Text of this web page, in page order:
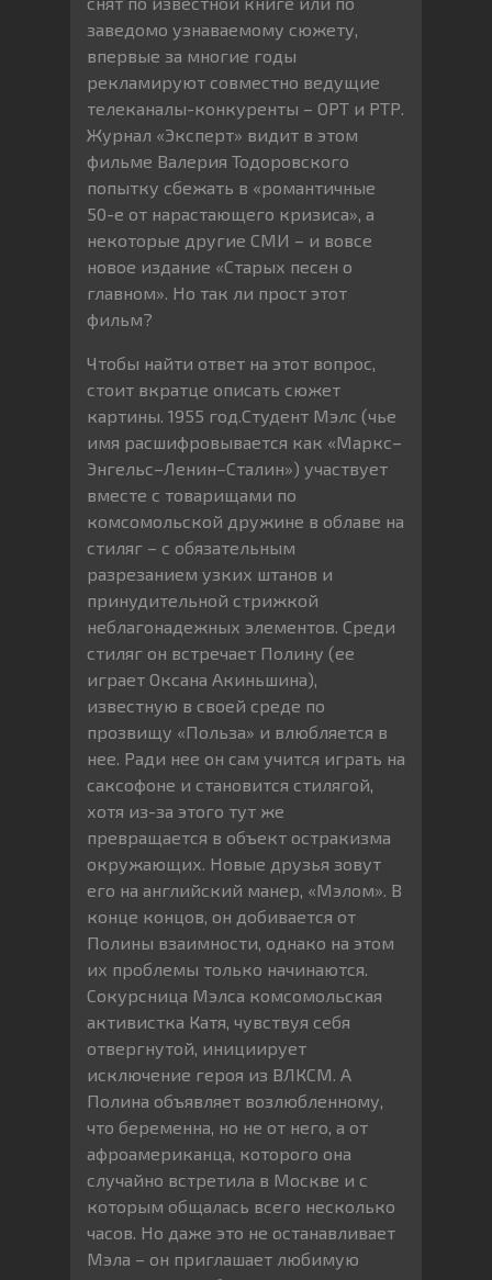
заведомо узнаваемому сюжету,
впервые за многие годы
рекламируют совместно ведущие
телеканалы-конкуренты – ОРТ и РТР.
Журнал «Эксперт» видит в этом
фильме Валерия Тодоровского
попытку сбежать в «романтичные
50-е от нарастающего кризиса», а
некоторые другие СМИ – и вовсе
новое издание «Старых песен о
главном». Но так ли прост этот
фильм?
Чтобы найти ответ на этот вопрос,
стоит вкратце описать сюжет
картины. 1955 год.Студент Мэлс (чье
имя расшифровывается как «Маркс–
Энгельс–Ленин–Сталин») участвует
вместе с товарищами по
комсомольской дружине в облаве на
стиляг – с обязательным
разрезанием узких штанов и
принудительной стрижкой
неблагонадежных элементов. Среди
стиляг он встречает Полину (ее
играет Оксана Акиньшина),
известную в своей среде по
прозвищу «Польза» и влюбляется в
нее. Ради нее он сам учится играть на
саксофоне и становится стилягой,
хотя из-за этого тут же
превращается в объект остракизма
окружающих. Новые друзья зовут
его на английский манер, «Мэлом». В
конце концов, он добивается от
Полины взаимности, однако на этом
их проблемы только начинаются.
Сокурсница Мэлса комсомольская
активистка Катя, чувствуя себя
отвергнутой, инициирует
исключение героя из ВЛКСМ. А
Полина объявляет возлюбленному,
что беременна, но не от него, а от
афроамериканца, которого она
случайно встретила в Москве и с
которым общалась всего несколько
часов. Но даже это не останавливает
Мэла – он приглашает любимую